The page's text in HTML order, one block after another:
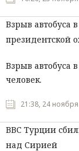
Взрыв автобуса
президентской
Взрыв автобуса
человек.
21:38, 24
ВВС Турции
над Сирией